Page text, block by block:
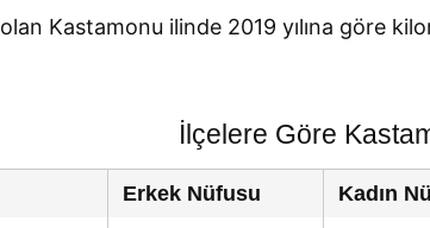
olan Kastamonu ilinde 2019 yılına göre
İlçelere Göre
Erkek Nüfusu Kadın